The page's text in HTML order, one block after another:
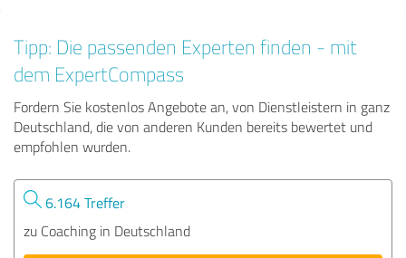
Tipp: Die passenden Experten finden - mit
dem ExpertCompass
Fordern Sie kostenlos Angebote an, von Dienstleistern in ganz
Deutschland, die von anderen Kunden bereits bewertet und
empfohlen wurden.
6.164 Treffer
zu Coaching in Deutschland